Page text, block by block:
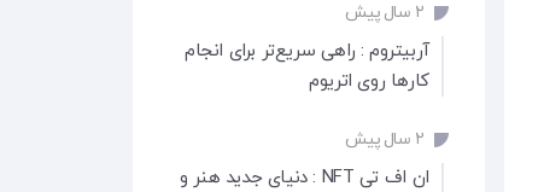
۲ سال پیش
آربیتروم : راهی سریع‌تر برای انجام
کارها روی اتریوم
۲ سال پیش
ان اف تی NFT : دنیای جدید هنر و